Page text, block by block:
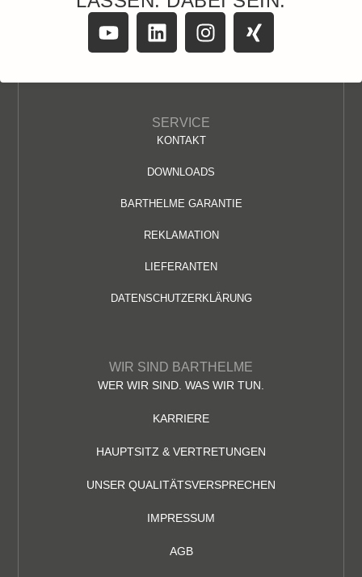
SERVICE
KONTAKT
DOWNLOADS
BARTHELME GARANTIE
REKLAMATION
LIEFERANTEN
DATENSCHUTZERKLÄRUNG
WIR SIND BARTHELME
WER WIR SIND. WAS WIR TUN.
KARRIERE
HAUPTSITZ & VERTRETUNGEN
UNSER QUALITÄTSVERSPRECHEN
IMPRESSUM
AGB